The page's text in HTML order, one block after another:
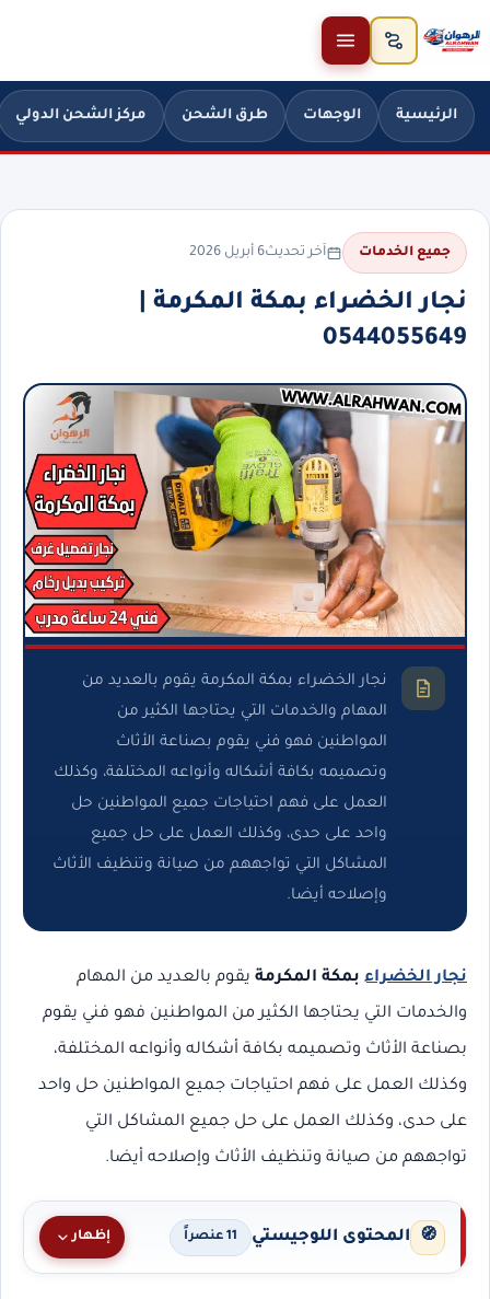
تخطَّ إلى المحتوى
الرئيسية الوجهات طرق الشحن مركز الشحن الدولي
جميع الخدمات آخر تحديث6 أبريل 2026
نجار الخضراء بمكة المكرمة |
0544055649⁩
نجار الخضراء بمكة المكرمة يقوم بالعديد من
المهام والخدمات التي يحتاجها الكثير من
المواطنين فهو فني يقوم بصناعة الأثاث
وتصميمه بكافة أشكاله وأنواعه المختلفة، وكذلك
العمل على فهم احتياجات جميع المواطنين حل
واحد على حدى، وكذلك العمل على حل جميع
المشاكل التي تواجههم من صيانة وتنظيف الأثاث
وإصلاحه أيضا.
نجار الخضراء بمكة المكرمة يقوم بالعديد من المهام
والخدمات التي يحتاجها الكثير من المواطنين فهو فني يقوم
بصناعة الأثاث وتصميمه بكافة أشكاله وأنواعه المختلفة،
وكذلك العمل على فهم احتياجات جميع المواطنين حل واحد
على حدى، وكذلك العمل على حل جميع المشاكل التي
تواجههم من صيانة وتنظيف الأثاث وإصلاحه أيضا.
🧭 المحتوى اللوجيستي 11 عنصراً إظهار